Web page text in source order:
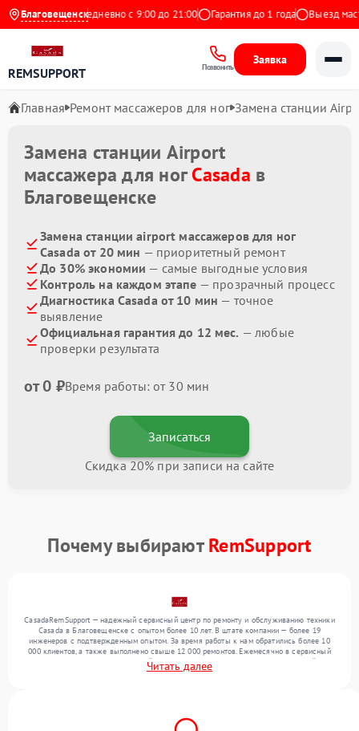
Благовещенск
Яндекс Ежедневно с 9:00 до 21:00 Гарантия до 1 года Выезд
REMSUPPORT Позвонить
Заявка
Главная Ремонт массажеров для ног Замена станции
Замена станции Airport
массажера для ногCasada в
Благовещенске
Замена станции airport массажеров для ног
Casada от 20 мин — приоритетный ремонт
До 30% экономии — самые выгодные условия
Контроль на каждом этапе — прозрачный процесс
Диагностика Casada от 10 мин — точное
выявление
Официальная гарантия до 12 мес. — любые
проверки результата
от 0 ₽Время работы: от 30 мин
Записаться
Скидка 20% при записи на сайте
Почему выбираютRemSupport
CasadaRemSupport — надежный сервисный центр по ремонту и обслуживанию техники
Casada в Благовещенске с опытом более 10 лет. В штате компании — более 19
инженеров с подтвержденным опытом. За время работы к нам обратились более 10
000 клиентов, а также выполнено свыше 12 000 ремонтов. Ежемесячно в сервисный
центр поступает от 300 устройств, включая , , . Мы беремся за задачи любой
сложности и поддерживаем высокий стандарт качества благодаря квалификации
Читать далее